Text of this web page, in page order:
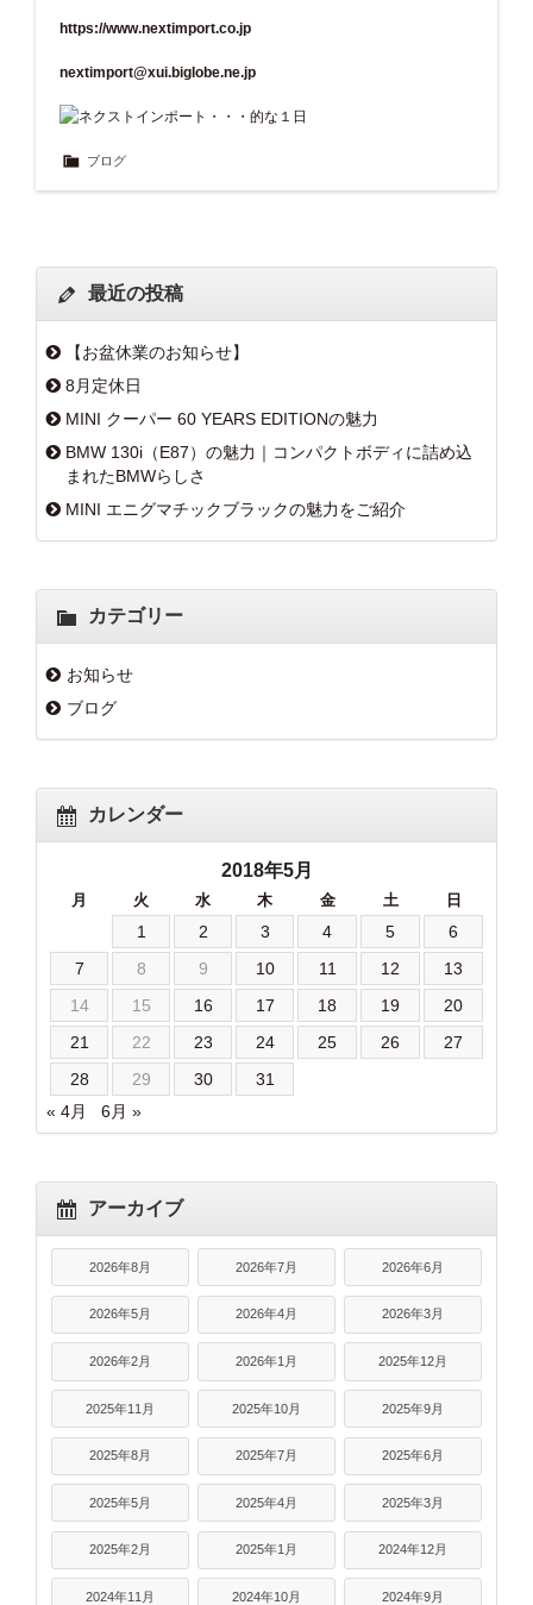
https://www.nextimport.co.jp
nextimport@xui.biglobe.ne.jp
ブログ
最近の投稿
【お盆休業のお知らせ】
8月定休日
MINI クーパー 60 YEARS EDITIONの魅力
BMW 130i（E87）の魅力｜コンパクトボディに詰め込
まれたBMWらしさ
MINI エニグマチックブラックの魅力をご紹介
カテゴリー
お知らせ
ブログ
カレンダー
2018年5月
月 火 水 木 金 土 日
1 2 3 4 5
6
7
8 9 10 11 12
13
14
15 16 17 18 19
20
21
22 23 24 25 26
27
28
29 30
31
« 4月
6月 »
アーカイブ
2026年8月 2026年7月 2026年6月
2026年5月 2026年4月 2026年3月
2026年2月 2026年1月 2025年12月
2025年11月 2025年10月 2025年9月
2025年8月 2025年7月 2025年6月
2025年5月 2025年4月 2025年3月
2025年2月 2025年1月 2024年12月
2024年11月 2024年10月 2024年9月